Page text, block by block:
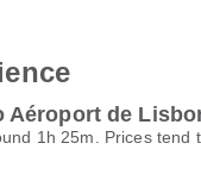
de
1h 25m. Prices